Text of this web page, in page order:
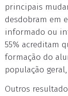
principais
desdobram em
informado ou
55% acreditam
formação do
população
Outros